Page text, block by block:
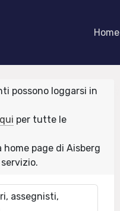
Home
possono loggarsi in
qui per tutte le
page di Aisberg
assegnisti,